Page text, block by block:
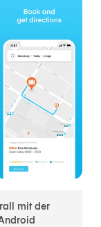
mit der